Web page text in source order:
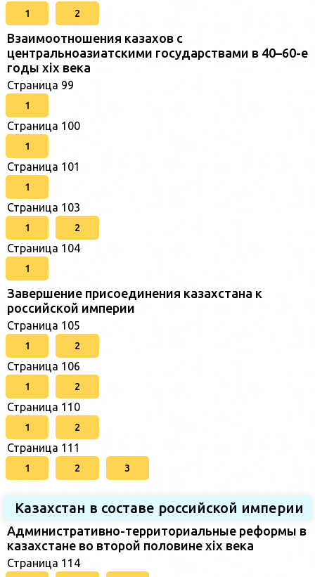
1 2
Взаимоотношения казахов с
центральноазиатскими государствами в 40–60-е
годы xix века
Страница 99
1
Страница 100
1
Страница 101
1
Страница 103
1 2
Страница 104
1
Завершение присоединения казахстана к
российской империи
Страница 105
1 2
Страница 106
1 2
Страница 110
1 2
Страница 111
1 2 3
Казахстан в составе российской империи
Административно-территориальные реформы в
казахстане во второй половине xix века
Страница 114